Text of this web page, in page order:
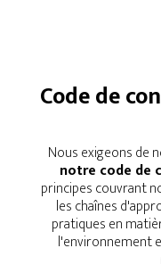
Code de
Nous exigeons de
notre code de
principes couvrant
les chaînes
pratiques en
l'environnement